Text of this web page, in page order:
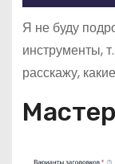
Я не буду
инструменты,
расскажу,